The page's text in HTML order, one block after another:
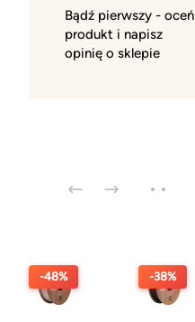
Bądź pierwszy - oceń
produkt i napisz
opinię o sklepie
-48% -38%